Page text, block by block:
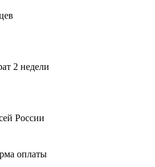
2 недели
России
оплаты